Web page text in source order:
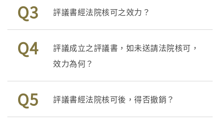
Q3 評議書經法院核可之效力？
Q4
評議成立之評議書，如未送請法院核可，
效力為何？
Q5 評議書經法院核可後，得否撤銷？